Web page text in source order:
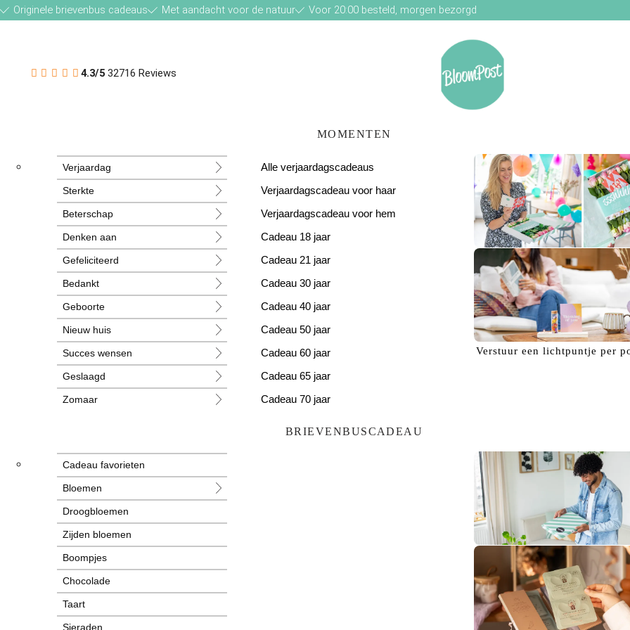
Originele brievenbus cadeaus Met aandacht voor de natuur Voor 20:00 besteld, morgen bezorgd
4.3/5 32716 Reviews
MOMENTEN
Verjaardag
Sterkte
Beterschap
Denken aan
Gefeliciteerd
Bedankt
Geboorte
Nieuw huis
Succes wensen
Geslaagd
Zomaar
Liefde
Condoleance
Zwangerschap
Liefs
Trots
Pensioen
Alle verjaardagscadeaus
Verjaardagscadeau voor haar
Verjaardagscadeau voor hem
Cadeau 18 jaar
Cadeau 21 jaar
Cadeau 30 jaar
Cadeau 40 jaar
Cadeau 50 jaar
Cadeau 60 jaar
Cadeau 65 jaar
Cadeau 70 jaar
De perfecte
Verstuur eenlichtpuntje per
BRIEVENBUSCADEAU
Cadeau favorieten
Bloemen
Droogbloemen
Zijden bloemen
Boompjes
Chocolade
Taart
Sieraden
Bezorg eenglimlach!